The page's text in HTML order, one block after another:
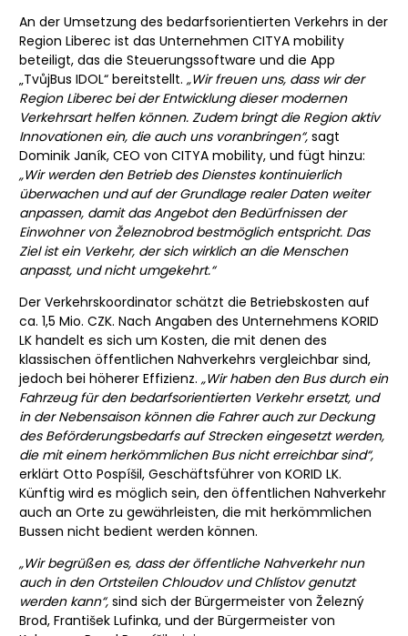
An der Umsetzung des bedarfsorientierten Verkehrs in der
Region Liberec ist das Unternehmen CITYA mobility
beteiligt, das die Steuerungssoftware und die App
„TvůjBus IDOL“ bereitstellt. „Wir freuen uns, dass wir der
Region Liberec bei der Entwicklung dieser modernen
Verkehrsart helfen können. Zudem bringt die Region aktiv
Innovationen ein, die auch uns voranbringen“, sagt
Dominik Janík, CEO von CITYA mobility, und fügt hinzu:
„Wir werden den Betrieb des Dienstes kontinuierlich
überwachen und auf der Grundlage realer Daten weiter
anpassen, damit das Angebot den Bedürfnissen der
Einwohner von Železnobrod bestmöglich entspricht. Das
Ziel ist ein Verkehr, der sich wirklich an die Menschen
anpasst, und nicht umgekehrt.“
Der Verkehrskoordinator schätzt die Betriebskosten auf
ca. 1,5 Mio. CZK. Nach Angaben des Unternehmens KORID
LK handelt es sich um Kosten, die mit denen des
klassischen öffentlichen Nahverkehrs vergleichbar sind,
jedoch bei höherer Effizienz. „Wir haben den Bus durch ein
Fahrzeug für den bedarfsorientierten Verkehr ersetzt, und
in der Nebensaison können die Fahrer auch zur Deckung
des Beförderungsbedarfs auf Strecken eingesetzt werden,
die mit einem herkömmlichen Bus nicht erreichbar sind“,
erklärt Otto Pospíšil, Geschäftsführer von KORID LK.
Künftig wird es möglich sein, den öffentlichen Nahverkehr
auch an Orte zu gewährleisten, die mit herkömmlichen
Bussen nicht bedient werden können.
„Wir begrüßen es, dass der öffentliche Nahverkehr nun
auch in den Ortsteilen Chloudov und Chlístov genutzt
werden kann“, sind sich der Bürgermeister von Železný
Brod, František Lufinka, und der Bürgermeister von